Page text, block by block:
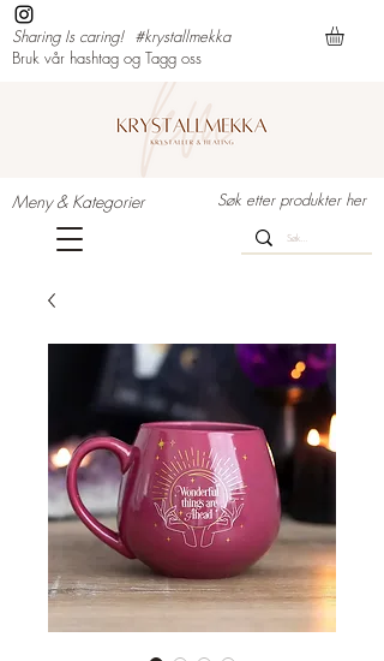
Meny & Kategorier
#krystallmekka
Sharing Is caring!
Bruk vår hashtag og Tagg oss
Søk etter produkter her